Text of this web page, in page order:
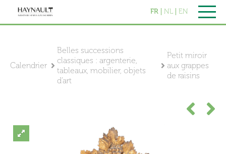
FR NL EN
Calendrier
Belles successions
classiques : argenterie,
tableaux, mobilier, objets
d'art
Petit miroir
aux grappes
de raisins